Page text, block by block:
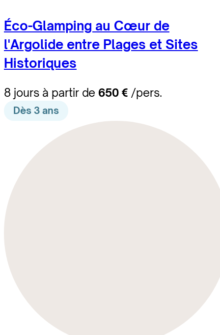
Éco-Glamping au Cœur de
l'Argolide entre Plages et Sites
Historiques
8 jours à partir de 650 € /pers.
Dès 3 ans